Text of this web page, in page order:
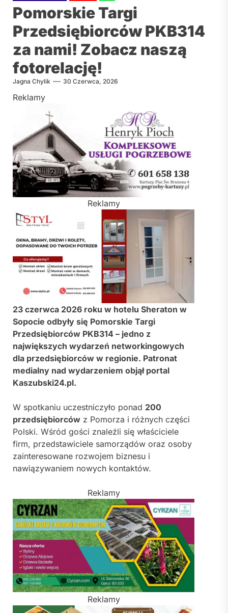
Pomorskie Targi
Przedsiębiorców PKB314
za nami! Zobacz naszą
fotorelację!
Jagna Chylik 30 Czerwca, 2026
Reklamy
Reklamy
23 czerwca 2026 roku w hotelu Sheraton w
Sopocie odbyły się Pomorskie Targi
Przedsiębiorców PKB314 – jedno z
największych wydarzeń networkingowych
dla przedsiębiorców w regionie. Patronat
medialny nad wydarzeniem objął portal
Kaszubski24.pl.
W spotkaniu uczestniczyło ponad 200
przedsiębiorców z Pomorza i różnych części
Polski. Wśród gości znaleźli się właściciele
firm, przedstawiciele samorządów oraz osoby
zainteresowane rozwojem biznesu i
nawiązywaniem nowych kontaktów.
Reklamy
Reklamy